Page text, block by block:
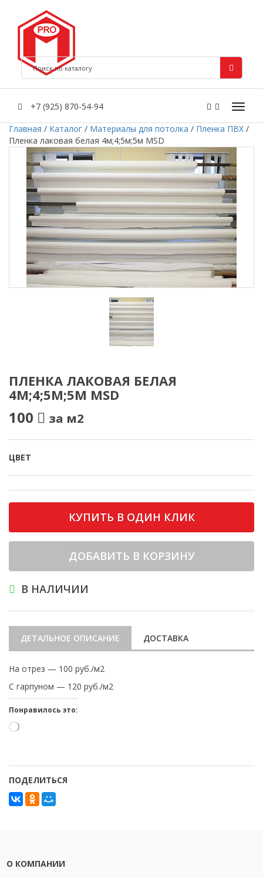
+7 (925) 870-54-94
Главная / Каталог / Материалы для потолка / Пленка ПВХ /
Пленка лаковая белая 4м;4;5м;5м MSD
ПЛЕНКА ЛАКОВАЯ БЕЛАЯ
4М;4;5М;5М MSD
100 за м2
ЦВЕТ
КУПИТЬ В ОДИН КЛИК
ДОБАВИТЬ В КОРЗИНУ
В НАЛИЧИИ
ДЕТАЛЬНОЕ ОПИСАНИЕ ДОСТАВКА
На отрез — 100 руб./м2
С гарпуном — 120 руб./м2
Понравилось это:
Загрузка…
ПОДЕЛИТЬСЯ
О КОМПАНИИ